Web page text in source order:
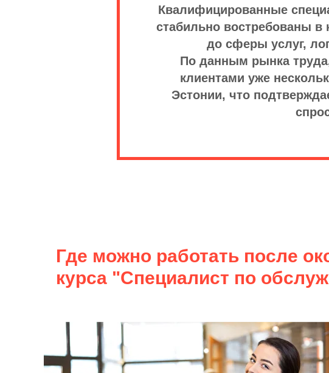
Квалифицированные
стабильно востребованы в
до сферы услуг,
По данным рынка
клиентами уже
Эстонии, что
Где можно работать после
курса "Специалист по